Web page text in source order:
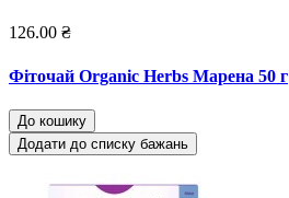
126.00 ₴
Фіточай Organic Herbs Марена 50 г
До кошику
Додати до списку бажань